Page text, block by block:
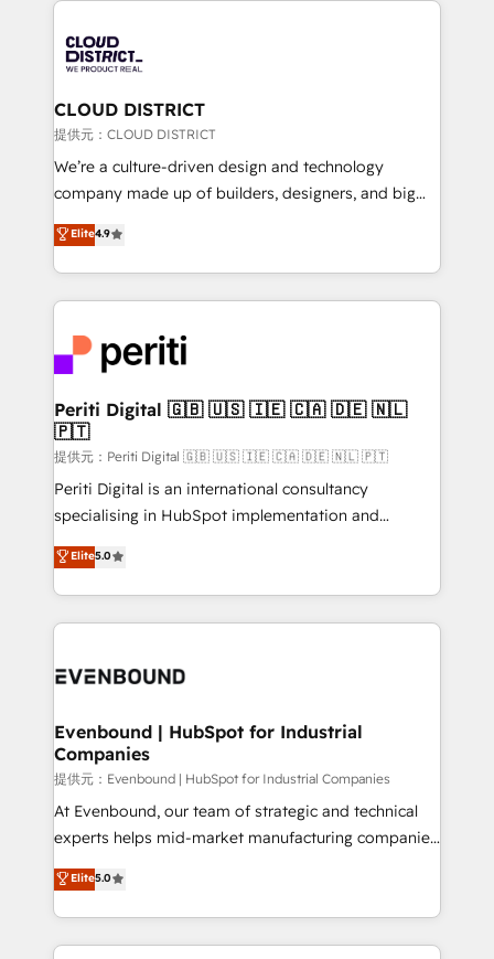
HubSpot implementations, building end-to-end
solutions that integrate CRM, AI automation, inbound
and loop marketing, content, and digital creativity.
Our multicultural team works in Spanish, Portuguese,
and English to design scalable strategies that drive
measurable growth. 🌎 Highlights: • 10+ years as a
Migration Excellence. • Top 3 Partner of the Year
LATAM 2022, 2023, 2024, 2025. • Partner of the Year
with HubSpot? Let Cebra’s experts help you grow
faster, smarter, and with impact.
CLOUD DISTRICT
提供元：CLOUD DISTRICT
We’re a culture-driven design and technology
company made up of builders, designers, and big
thinkers. We blend strategy, design, and
development—always fueled by curiosity—to turn
ideas, opportunities, and challenges into meaningful
experiences. To us, technology is more than just
and—most importantly—simple. That’s why we lean
into bold ideas and shape them into thoughtful
products and strategies that actually make a
difference.
Elite4.9
Periti Digital 🇬🇧 🇺🇸 🇮🇪 🇨🇦 🇩🇪 🇳🇱
🇵🇹
提供元：Periti Digital 🇬🇧 🇺🇸 🇮🇪 🇨🇦 🇩🇪 🇳🇱 🇵🇹
Periti Digital is an international consultancy
specialising in HubSpot implementation and
Antropic's Claude business transformation, with
offices in Dublin, Munich, Rotterdam, Lisbon, and
New York. We help organisations unlock their full
revenue potential by deeply integrating core
beyond, with HubSpot, and layering Anthropic's
From automating complex workflows to surfacing
insights buried in data, we build intelligent systems
that think, connect, and scale. Our approach goes
beyond configuration. We embed ourselves in our
clients' operations, understand how their business
technology work harder — so their people don't
have to. 900+ customers worldwide have trusted
Elite5.0
Evenbound | HubSpot for Industrial
Companies
提供元：Evenbound | HubSpot for Industrial Companies
At Evenbound, our team of strategic and technical
experts helps mid-market manufacturing companies
achieve real growth. We specialize in delivering
tailored solutions that drive results by leveraging
HubSpot’s platform and data to fuel success.
Technical Solutions: - HubSpot Technical Consulting -
Elite5.0